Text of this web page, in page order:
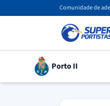
Comunidade de
Porto II